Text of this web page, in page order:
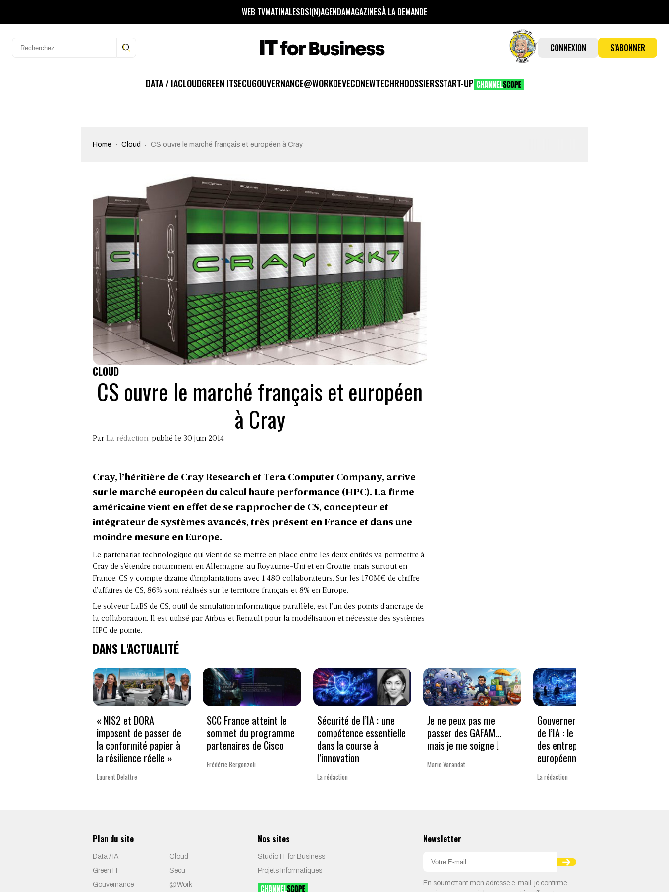
WEB TVMATINALESDSI(N)AGENDAMAGAZINESÀ LA DEMANDE
CONNEXION S'ABONNER
DATA / IACLOUDGREEN ITSECUGOUVERNANCE@WORKDEVECONEWTECHRHDOSSIERSSTART-UP
Home Cloud CS ouvre le marché français et européen à Cray
CLOUD
CS ouvre le marché français et européen
à Cray
Par La rédaction, publié le 30 juin 2014
Cray, l’héritière de Cray Research et Tera Computer Company, arrive
sur le marché européen du calcul haute performance (HPC). La firme
américaine vient en effet de se rapprocher de CS, concepteur et
intégrateur de systèmes avancés, très présent en France et dans une
moindre mesure en Europe.
Le partenariat technologique qui vient de se mettre en place entre les deux entités va permettre à
Cray de s’étendre notamment en Allemagne, au Royaume-Uni et en Croatie, mais surtout en
France. CS y compte dizaine d’implantations avec 1 480 collaborateurs. Sur les 170M€ de chiffre
d’affaires de CS, 86% sont réalisés sur le territoire français et 8% en Europe.
Le solveur LaBS de CS, outil de simulation informatique parallèle, est l’un des points d’ancrage de
la collaboration. Il est utilisé par Airbus et Renault pour la modélisation et nécessite des systèmes
HPC de pointe.
DANS L'ACTUALITÉ
« NIS2 et DORA
imposent de passer de
la conformité papier à
la résilience réelle »
Laurent Delattre
SCC France atteint le
sommet du programme
partenaires de Cisco
Frédéric Bergonzoli
Sécurité de l’IA : une
compétence essentielle
dans la course à
l’innovation
La rédaction
Je ne peux pas me
passer des GAFAM…
mais je me soigne !
Marie Varandat
Gouverner à la vitesse
de l’IA : le nouveau défi
des entreprises
européennes
La rédaction
Plan du site
Data / IA
Cloud
Green IT
Secu
Gouvernance
@Work
Nos sites
Studio IT for Business
Projets Informatiques
Newsletter
En soumettant mon adresse e-mail, je confirme